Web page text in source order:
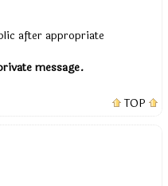
after appropriate
message.
TOP